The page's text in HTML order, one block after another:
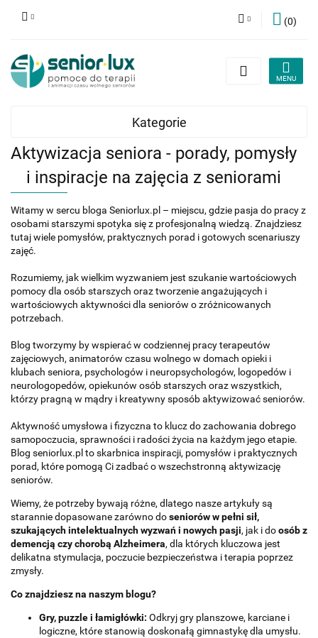
Zarejestruj się
(0)
Kategorie
Aktywizacja seniora - porady, pomysły
i inspiracje na zajęcia z seniorami
Witamy w sercu bloga Seniorlux.pl – miejscu, gdzie pasja do pracy z
osobami starszymi spotyka się z profesjonalną wiedzą. Znajdziesz
tutaj wiele pomysłów, praktycznych porad i gotowych scenariuszy
zajęć.
Rozumiemy, jak wielkim wyzwaniem jest szukanie wartościowych
pomocy dla osób starszych oraz tworzenie angażujących i
wartościowych aktywności dla seniorów o zróżnicowanych
potrzebach.
Blog tworzymy by wspierać w codziennej pracy terapeutów
zajęciowych, animatorów czasu wolnegow domach opieki i
klubach seniora, psychologów i neuropsychologów, l ogopedów i
neurologopedów, opiekunów osób starszych oraz wszystkich,
którzy pragną w mądry i kreatywny sposób aktywizować seniorów.
Aktywność umysłowa i fizyczna to klucz do zachowania dobrego
samopoczucia, sprawności i radości życia na każdym jego etapie.
Blog seniorlux.pl to skarbnica inspiracji, pomysłów i praktycznych
porad, które pomogą Ci zadbać o wszechstronną aktywizację
seniorów.
Wiemy, że potrzeby bywają różne, dlatego nasze artykuły są
starannie dopasowane zarówno doseniorów w pełni sił,
szukających intelektualnych wyzwań i nowych pasji, jak i doosób z
demencją czy chorobą Alzheimera, dla których kluczowa jest
delikatna stymulacja, poczucie bezpieczeństwa i terapia poprzez
zmysły.
Co znajdziesz na naszym blogu?
Gry, puzzle i łamigłówki: Odkryj gry planszowe, karciane i
logiczne, które stanowią doskonałą gimnastykę dla umysłu.